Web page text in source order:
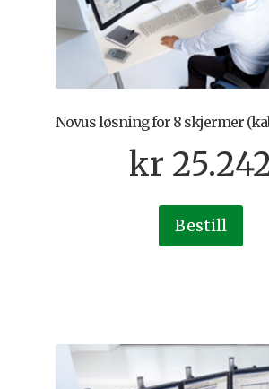
Novus løsning for 8 skjermer
kr
Bestill